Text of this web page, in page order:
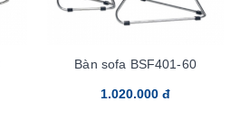
Bàn sofa BSF401-60
1.020.000 đ